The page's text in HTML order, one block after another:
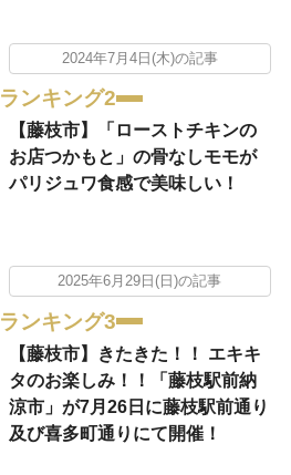
2024年7月4日(木)の記事
ランキング2
【藤枝市】「ローストチキンの
お店つかもと」の骨なしモモが
パリジュワ食感で美味しい！
2025年6月29日(日)の記事
ランキング3
【藤枝市】きたきた！！ エキキ
タのお楽しみ！！「藤枝駅前納
涼市」が7月26日に藤枝駅前通り
及び喜多町通りにて開催！